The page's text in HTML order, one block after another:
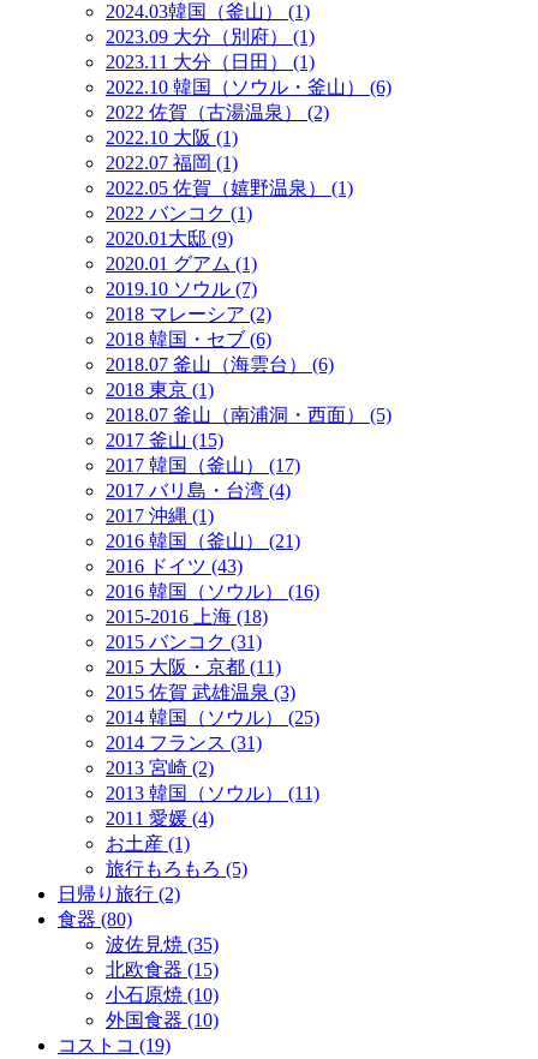
2024.03韓国（釜山） (1)
2023.09 大分（別府） (1)
2023.11 大分（日田） (1)
2022.10 韓国（ソウル・釜山） (6)
2022 佐賀（古湯温泉） (2)
2022.10 大阪 (1)
2022.07 福岡 (1)
2022.05 佐賀（嬉野温泉） (1)
2022 バンコク (1)
2020.01大邸 (9)
2020.01 グアム (1)
2019.10 ソウル (7)
2018 マレーシア (2)
2018 韓国・セブ (6)
2018.07 釜山（海雲台） (6)
2018 東京 (1)
2018.07 釜山（南浦洞・西面） (5)
2017 釜山 (15)
2017 韓国（釜山） (17)
2017 バリ島・台湾 (4)
2017 沖縄 (1)
2016 韓国（釜山） (21)
2016 ドイツ (43)
2016 韓国（ソウル） (16)
2015-2016 上海 (18)
2015 バンコク (31)
2015 大阪・京都 (11)
2015 佐賀 武雄温泉 (3)
2014 韓国（ソウル） (25)
2014 フランス (31)
2013 宮崎 (2)
2013 韓国（ソウル） (11)
2011 愛媛 (4)
お土産 (1)
旅行もろもろ (5)
日帰り旅行 (2)
食器 (80)
波佐見焼 (35)
北欧食器 (15)
小石原焼 (10)
外国食器 (10)
コストコ (19)